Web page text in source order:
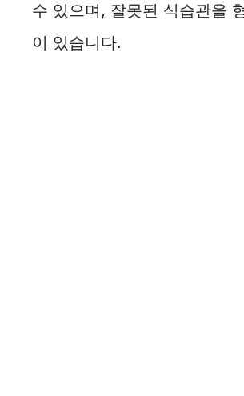
수 있으며, 잘못된 식습관을
이 있습니다.